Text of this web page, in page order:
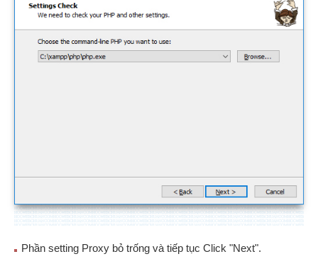
Phần setting Proxy bỏ trống và tiếp tục Click "Next".